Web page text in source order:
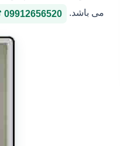
می باشد.
09912656520